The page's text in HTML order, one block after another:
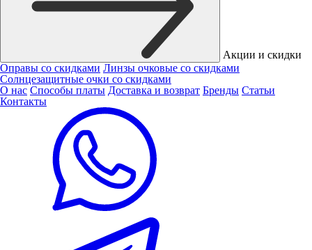
Акции и скидки
Оправы со скидками Линзы очковые со скидками
Солнцезащитные очки со скидками
О нас Способы платы Доставка и возврат Бренды Статьи
Контакты